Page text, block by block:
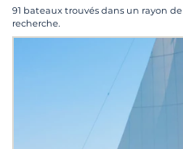
91 bateaux trouvés dans un rayon de
recherche.